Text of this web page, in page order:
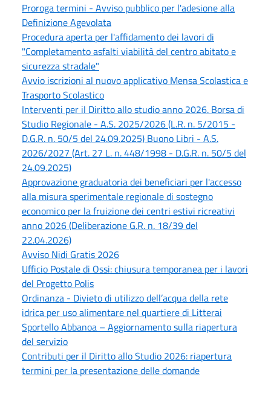
Proroga termini - Avviso pubblico per l'adesione alla
Definizione Agevolata
Procedura aperta per l'affidamento dei lavori di
"Completamento asfalti viabilità del centro abitato e
sicurezza stradale"
Avvio iscrizioni al nuovo applicativo Mensa Scolastica e
Trasporto Scolastico
Interventi per il Diritto allo studio anno 2026. Borsa di
Studio Regionale - A.S. 2025/2026 (L.R. n. 5/2015 -
D.G.R. n. 50/5 del 24.09.2025) Buono Libri - A.S.
2026/2027 (Art. 27 L. n. 448/1998 - D.G.R. n. 50/5 del
24.09.2025)
Approvazione graduatoria dei beneficiari per l'accesso
alla misura sperimentale regionale di sostegno
economico per la fruizione dei centri estivi ricreativi
anno 2026 (Deliberazione G.R. n. 18/39 del
22.04.2026)
Avviso Nidi Gratis 2026
Ufficio Postale di Ossi: chiusura temporanea per i lavori
del Progetto Polis
Ordinanza - Divieto di utilizzo dell’acqua della rete
idrica per uso alimentare nel quartiere di Litterai
Sportello Abbanoa – Aggiornamento sulla riapertura
del servizio
Contributi per il Diritto allo Studio 2026: riapertura
termini per la presentazione delle domande